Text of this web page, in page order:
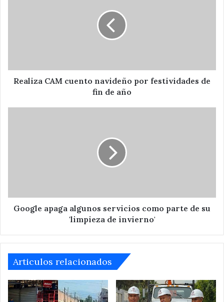
de
añoRealiza CAM cuento navideño por festividades de
fin de año
'limpieza
deGoogle apaga algunos servicios como parte de su
'limpieza de invierno'
Articulos relacionados